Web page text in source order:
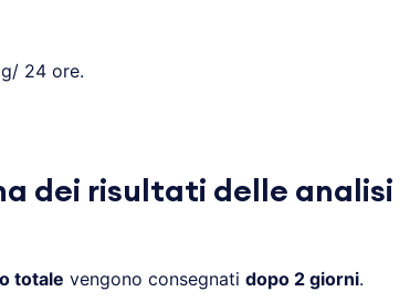
24 ore.
dei risultati delle analisi
totale vengono consegnati dopo 2 giorni.